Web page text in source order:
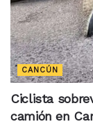
CANCÚN
Ciclista
camión en